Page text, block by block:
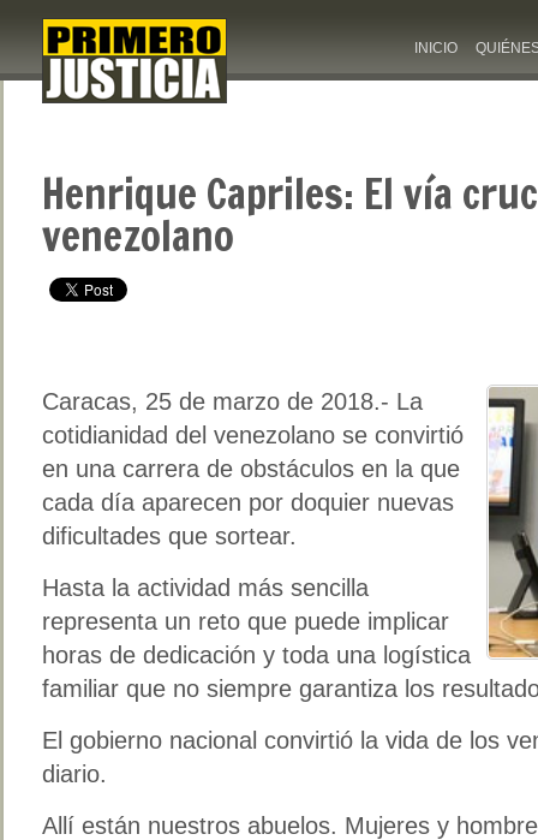
INICIO
Henrique Capriles: El vía
venezolano
Caracas, 25 de marzo de 2018.- La
cotidianidad del venezolano se convirtió
en una carrera de obstáculos en la que
cada día aparecen por doquier nuevas
dificultades que sortear.
Hasta la actividad más sencilla
representa un reto que puede implicar
horas de dedicación y toda una logística
familiar que no siempre garantiza los
El gobierno nacional convirtió la vida de los
diario.
Allí están nuestros abuelos. Mujeres y